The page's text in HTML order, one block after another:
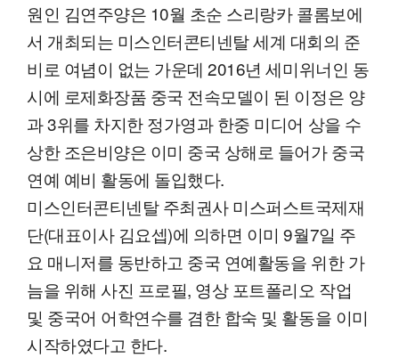
원인 김연주양은 10월 초순 스리랑카 콜롬보에
서 개최되는 미스인터콘티넨탈 세계 대회의 준
비로 여념이 없는 가운데 2016년 세미위너인 동
시에 로제화장품 중국 전속모델이 된 이정은 양
과 3위를 차지한 정가영과 한중 미디어 상을 수
상한 조은비양은 이미 중국 상해로 들어가 중국
연예 예비 활동에 돌입했다.
미스인터콘티넨탈 주최권사 미스퍼스트국제재
단(대표이사 김요셉)에 의하면 이미 9월7일 주
요 매니저를 동반하고 중국 연예활동을 위한 가
늠을 위해 사진 프로필, 영상 포트폴리오 작업
및 중국어 어학연수를 겸한 합숙 및 활동을 이미
시작하였다고 한다.